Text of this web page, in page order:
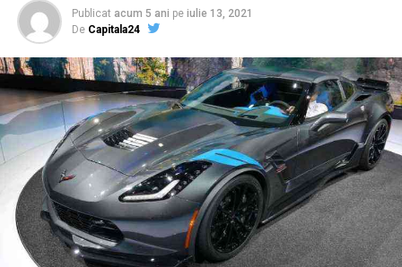
Publicat acum 5 ani pe iulie 13, 2021
De Capitala24